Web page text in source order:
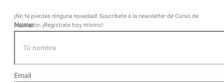
¡No te pierdas ninguna novedad! Suscríbete a la newsletter de Curso de
Instalador. ¡Regístrate hoy mismo!
Name
Email